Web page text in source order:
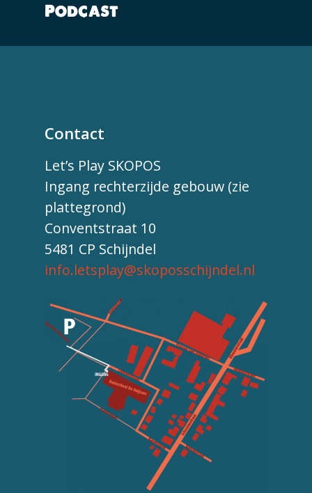
Podcast
Contact
Let’s Play SKOPOS
Ingang rechterzijde gebouw (zie
plattegrond)
Conventstraat 10
5481 CP Schijndel
info.letsplay@skoposschijndel.nl